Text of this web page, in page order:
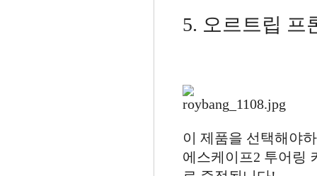
5. 오르트립 프
이 제품을 선택해야
에스케이프2 투어링